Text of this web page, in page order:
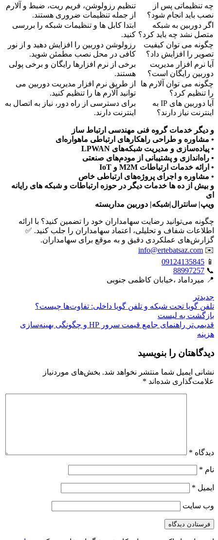
چه تنظیماتی پس از
نصب باید انجام شود؟
تنظیم رزولوشن، فریم ریت، ضبط و آلارم
از جمله تنظیمات ضروری هستند.
اگر دوربین به شبکه
متصل نشد چه باید کرد؟
ابتدا کابل ها و تنظیمات شبکه را بررسی
کنید.
چگونه می توان کیفیت
تصویر را افزایش داد؟
رزولوشن دوربین را افزایش دهید و از نور
کافی در محل نصب مطمئن شوید.
آیا نرم افزار مدیریت
دوربین رایگان است؟
برخی از نرم افزارها رایگان و برخی پولی
هستند.
چگونه می توان آلارم ها
را تنظیم کرد؟
از طریق نرم افزار مدیریت دوربین می
توانید آلارم ها را تنظیم کنید.
آیا دوربین های IP به
اینترنت نیاز دارند؟
برای دسترسی از راه دور، نیاز به اتصال به
اینترنت دارند.
و دیگر خدمات گروه فنی مهندسی ارتباط ساز
• مشاوره و طراحی راهکارهای ارتباطی ماهواره‌ای
• پیاده‌سازی و مدیریت شبکه‌های LPWAN
• راه‌اندازی و پشتیبانی از مودم‌های صنعتی
• ارائه خدمات ارتباطات M2M و IoT
• مشاوره و اجرای پروژه‌های ارتباطی خاص
و بیش از ده ها خدمات دیگر در حوزه ارتباطات و شبکه های رایانه
ای
ویپ| سانترال|شبکه| دوربین مداربسته
چگونه می‌توانید رضایت سهامداران خود را تضمین کنید؟ با ارائه
اطلاعات شفاف و تحلیلی، اعتماد سهامداران را جلب کنید. ✅
گزارش‌های عملکردی دقیق و به موقع برای سهامداران.
✉️
info@ertebatsaz.com
📱
09124135845
📞
88997257
📍 میرداماد ،خیابان کاظمی جنوبی
جدیدتر
تلفن گویا تحت شبکه و تلفن گویا داخلی: تفاوت‌ها چیست؟
بازگشت بە لیست
قدیمی‌تر
راهنمای جامع قیمت سرور HP و چگونگی بهینه‌سازی
هزینه
دیدگاهتان را بنویسید
نشانی ایمیل شما منتشر نخواهد شد. بخش‌های موردنیاز
علامت‌گذاری شده‌اند *
دیدگاه *
نام *
ایمیل *
وب‌ سایت